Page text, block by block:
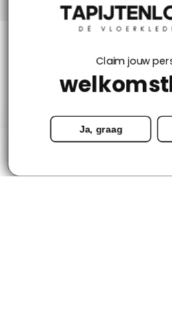
Mijn account
Categorieën
Contact
Claim jouw
Ja, graag